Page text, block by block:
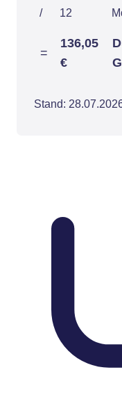
/ 12
=
136,05
€
Stand: